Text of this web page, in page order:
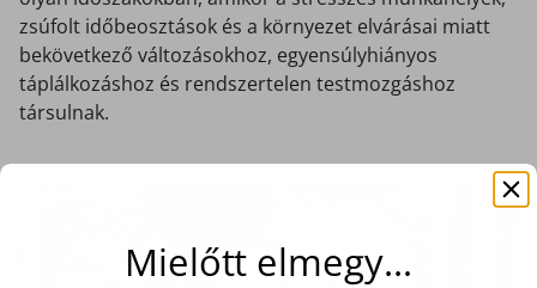
zsúfolt időbeosztások és a környezet elvárásai miatt
bekövetkező változásokhoz, egyensúlyhiányos
táplálkozáshoz és rendszertelen testmozgáshoz
társulnak.
Mielőtt elmegy…